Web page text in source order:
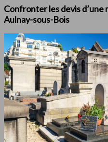
Confronter les devis
Aulnay-sous-Bois